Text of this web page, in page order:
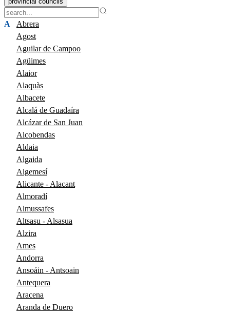
A
Abrera
Agost
Aguilar de Campoo
Agüimes
Alaior
Alaquàs
Albacete
Alcalá de Guadaíra
Alcázar de San Juan
Alcobendas
Aldaia
Algaida
Algemesí
Alicante - Alacant
Almoradí
Almussafes
Altsasu - Alsasua
Alzira
Ames
Andorra
Ansoáin - Antsoain
Antequera
Aracena
Aranda de Duero